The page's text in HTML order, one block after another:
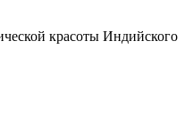
красоты Индийского